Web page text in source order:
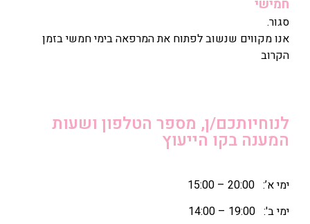
חמישי
סגור.
אנו מקווים שנשוב לפתוח את המרפאה בימי חמשי בזמן
הקרוב
לנוחיותכם/ן, מספר הטלפון ושעות
המענה בקו הייעוץ
ימי א’: 20:00 – 15:00
ימי ב': 19:00 – 14:00